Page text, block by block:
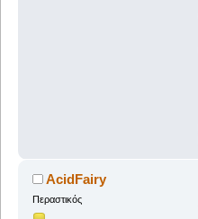
AcidFairy
Περαστικός